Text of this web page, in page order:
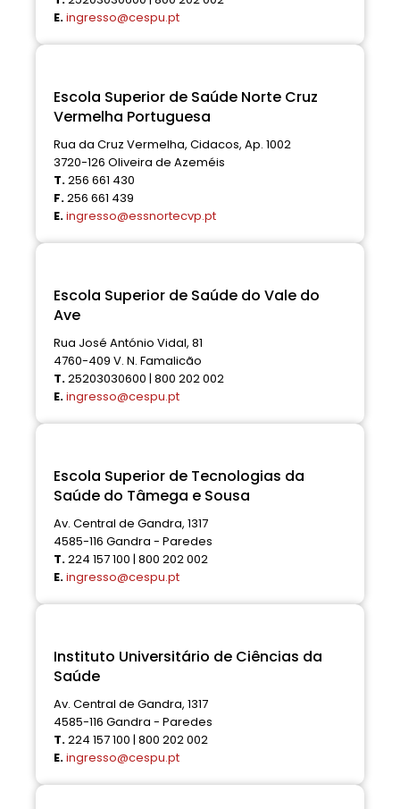
E.ingresso@cespu.pt
Escola Superior de Saúde Norte Cruz
Vermelha Portuguesa
Rua da Cruz Vermelha, Cidacos, Ap. 1002
3720-126 Oliveira de Azeméis
T.256 661 430
F.256 661 439
E.ingresso@essnortecvp.pt
Escola Superior de Saúde do Vale do
Ave
Rua José António Vidal, 81
4760-409 V. N. Famalicão
T.25203030600 | 800 202 002
E.ingresso@cespu.pt
Escola Superior de Tecnologias da
Saúde do Tâmega e Sousa
Av. Central de Gandra, 1317
4585-116 Gandra - Paredes
T.224 157 100 | 800 202 002
E.ingresso@cespu.pt
Instituto Universitário de Ciências da
Saúde
Av. Central de Gandra, 1317
4585-116 Gandra - Paredes
T.224 157 100 | 800 202 002
E.ingresso@cespu.pt